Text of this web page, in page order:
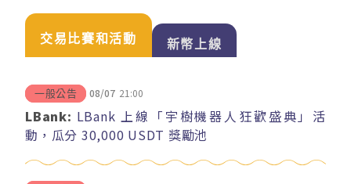
交易比賽和活動 新幣上線
一般公告 08/07 21:00
LBank: LBank 上線「宇樹機器人狂歡盛典」活
動，瓜分 30,000 USDT 獎勵池